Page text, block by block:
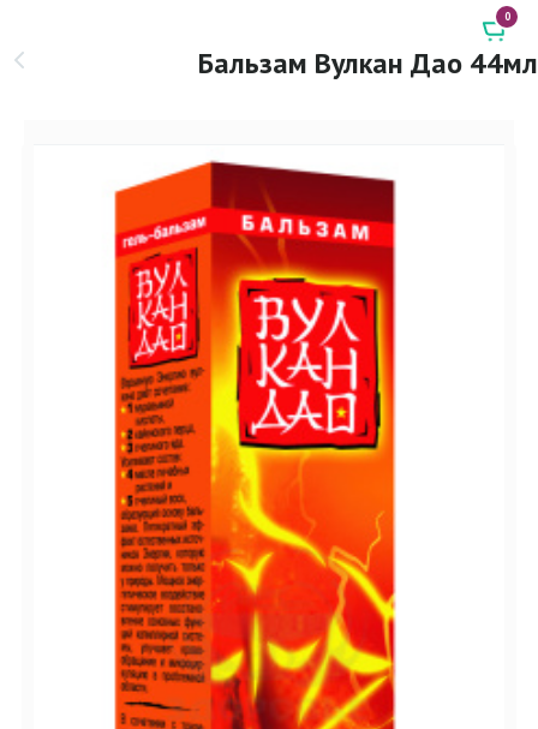
Бальзам Вулкан Дао 44мл
0